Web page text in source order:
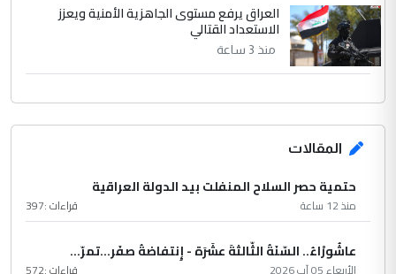
العراق يرفع مستوى الجاهزية الأمنية ويعزز
الاستعداد القتالي
منذ 3 ساعة
المقالات
حتمية حصر السلاح المنفلت بيد الدولة العراقية
منذ 12 ساعة قراءات :397
عاشُورْاءُ.. السّنَةُ الثّالثةَ عشَرَة - إِنتفاضةُ صفَر…تمرّ...
الأربعاء 05 آب 2026 قراءات :572